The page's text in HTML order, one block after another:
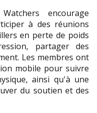
encourage
à des réunions
en perte de poids
partager des
Les membres ont
mobile pour suivre
ainsi qu'à une
du soutien et des